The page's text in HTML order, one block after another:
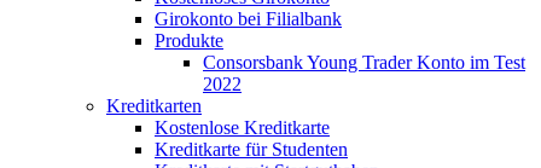
Girokonto bei Filialbank
Produkte
Consorsbank Young Trader Konto im Test
2022
Kreditkarten
Kostenlose Kreditkarte
Kreditkarte für Studenten